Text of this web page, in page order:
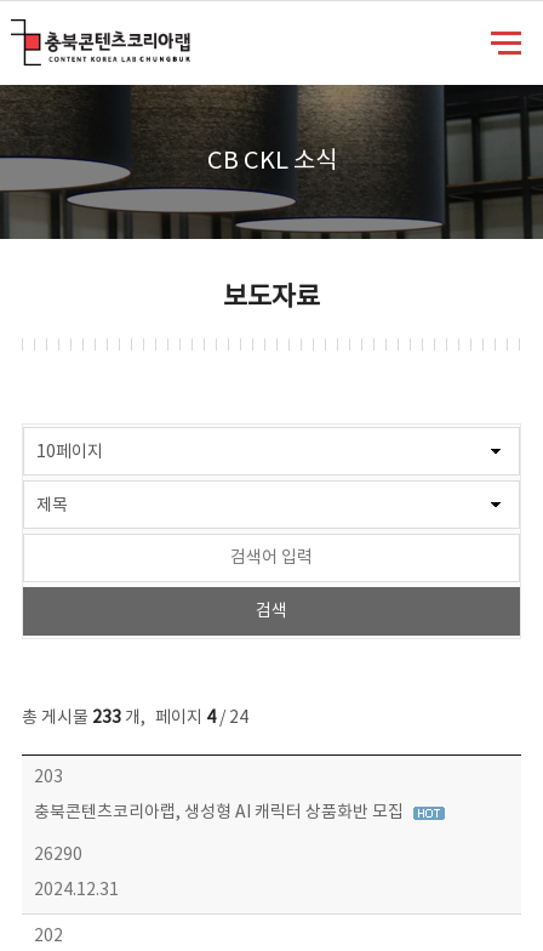
CB CKL 소식
보도자료
총 게시물 233개, 페이지 4/ 24
보도자료 목록 - 번호, 제목, 작성자, 파일, 조회수, 작성일 정보 제공
203
충북콘텐츠코리아랩, 생성형 AI 캐릭터 상품화반 모집
26290
2024.12.31
202